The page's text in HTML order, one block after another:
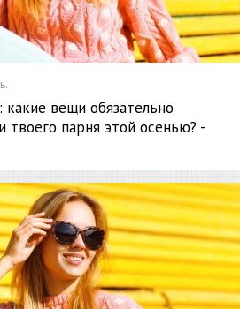
вещи обязательно
парня этой осенью? -